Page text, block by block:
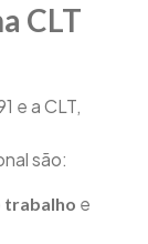
CLT
e a CLT,
são:
trabalho e